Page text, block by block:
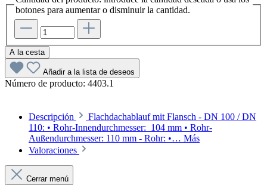
botones para aumentar o disminuir la cantidad.
A la cesta
Añadir a la lista de deseos
Número de producto: 4403.1
Descripción
Flachdachablauf mit Flansch - DN 100 / DN
110: • Rohr-Innendurchmesser: 104 mm • Rohr-
Außendurchmesser: 110 mm - Rohr: •… Más
Valoraciones
Cerrar menú